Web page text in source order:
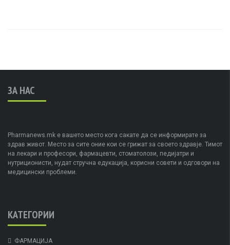
ЗА НАС
Pharmanews.mk е вашето место кога сакате да се информирате за
здрав живот. Место за сите оние кои се грижат за своето здравје. Тимот
на лекари и професори, фармацевти, стоматолози, педијатри и
нутриционисти, нудат стручна едукација, корисни совети и одговори на
медицински проблеми.
КАТЕГОРИИ
ФАРМАЦИЈА